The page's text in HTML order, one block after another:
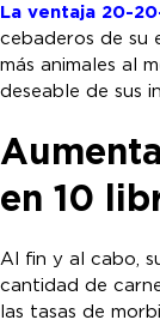
La ventaja 20-
cebaderos de su
más animales al
deseable de sus
en 10
Al fin y al cabo,
cantidad de
las tasas de